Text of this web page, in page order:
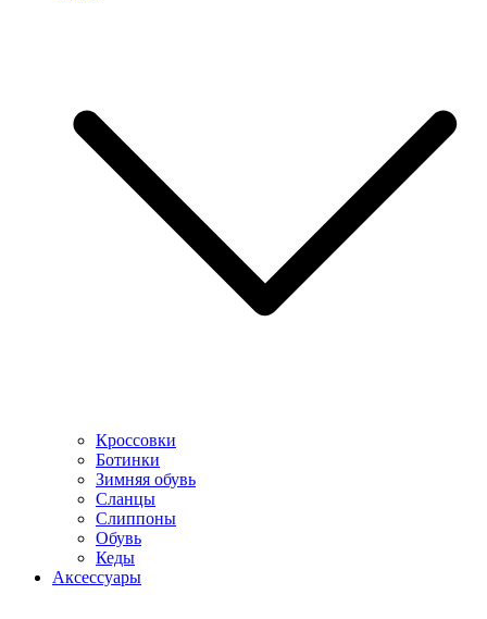
Кроссовки
Ботинки
Зимняя обувь
Сланцы
Слиппоны
Обувь
Кеды
Аксессуары